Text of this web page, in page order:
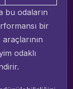
bu odaların
bir
odaklı